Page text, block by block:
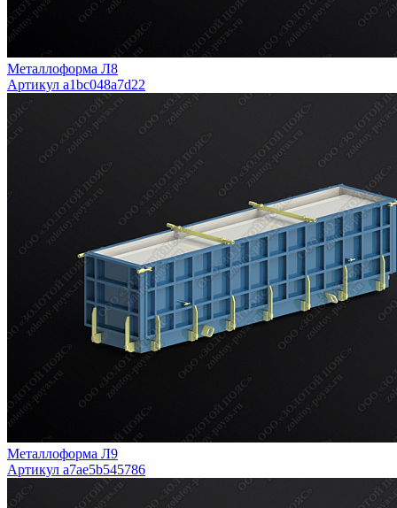
Металлоформа Л8
Артикул a1bc048a7d22
Металлоформа Л9
Артикул a7ae5b545786